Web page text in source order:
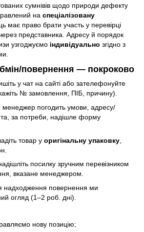
сумнівів щодо природи дефекту
на спеціалізовану
має право брати участь у перевірці
представника. Адресу й порядок
узгоджуємо індивідуально згідно з
повернення — покроково
у чат на сайті або зателефонуйте
№ замовлення, ПІБ, причину).
менеджер погодить умови, адресу/
за потреби, надішле форму
товар у оригінальну упаковку
посилку зручним перевізником
вказане менеджером.
надходження повернення ми
огляд (1–2 роб. дні).
нову позицію;